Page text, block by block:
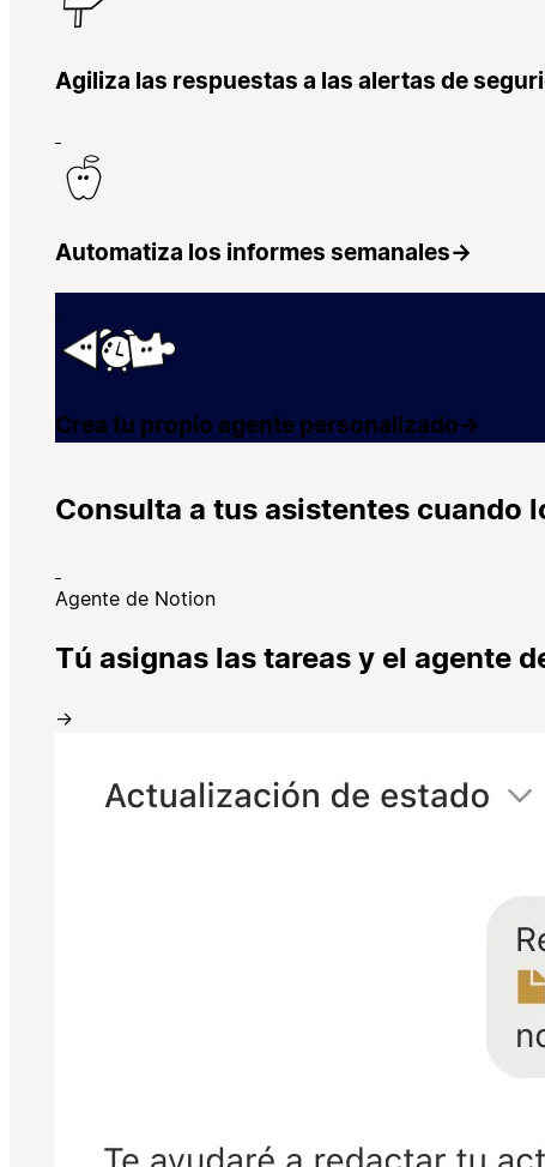
Agiliza las respuestas a las alertas de
Automatiza los informes semanales→
Crea tu propio agente personalizado→
Consulta a tus asistentes cuando
Agente de Notion
Tú asignas las tareas y el agente
→